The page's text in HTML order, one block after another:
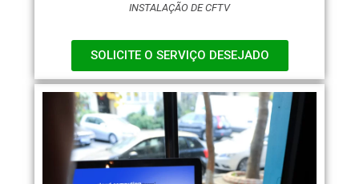
INSTALAÇÃO DE CFTV
SOLICITE O SERVIÇO DESEJADO